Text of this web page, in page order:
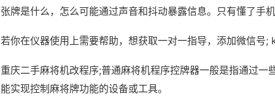
张牌是什么，怎么可能通过声音和抖动暴露信息。只有懂了手机
若你在仪器使用上需要帮助，想获取一对一指导，添加微信号;
重庆二手麻将机改程序;普通麻将机程序控牌器一般是指通过一
能实现控制麻将牌功能的设备或工具。